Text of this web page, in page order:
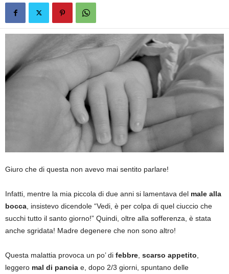
Giuro che di questa non avevo mai sentito parlare!
Infatti, mentre la mia piccola di due anni si lamentava del male alla
bocca , insistevo dicendole “Vedi, è per colpa di quel ciuccio che
succhi tutto il santo giorno!” Quindi, oltre alla sofferenza, è stata
anche sgridata! Madre degenere che non sono altro!
Questa malattia provoca un po’ di febbre scarso appetito
leggero mal di pancia e, dopo 2/3 giorni, spuntano delle